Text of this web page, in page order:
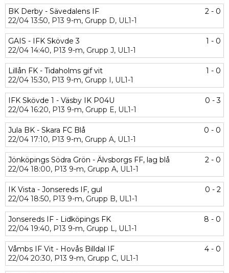
BK Derby - Sävedalens IF
2 - 0
22/04 13:50, P13 9-m, Grupp D, UL1-1
GAIS - IFK Skövde 3
1 - 0
22/04 14:40, P13 9-m, Grupp J, UL1-1
Lillån FK - Tidaholms gif vit
1 - 0
22/04 15:30, P13 9-m, Grupp I, UL1-1
IFK Skövde 1 - Väsby IK P04U
0 - 3
22/04 16:20, P13 9-m, Grupp E, UL1-1
Jula BK - Skara FC Blå
0 - 0
22/04 17:10, P13 9-m, Grupp A, UL1-1
Jönköpings Södra Grön - Älvsborgs FF, lag blå
2 - 0
22/04 18:00, P13 9-m, Grupp A, UL1-1
IK Vista - Jonsereds IF, gul
0 - 2
22/04 18:50, P13 9-m, Grupp B, UL1-1
Jonsereds IF - Lidköpings FK
8 - 0
22/04 19:40, P13 9-m, Grupp L, UL1-1
Våmbs IF Vit - Hovås Billdal IF
4 - 0
22/04 20:30, P13 9-m, Grupp C, UL1-1